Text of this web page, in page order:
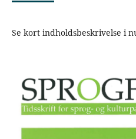
Se kort indholdsbeskrivelse i